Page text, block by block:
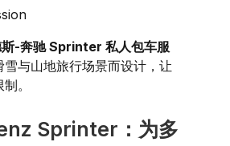
-奔驰 Sprinter 私人包车服
雪与山地旅行场景而设计，让
。
Sprinter：为多